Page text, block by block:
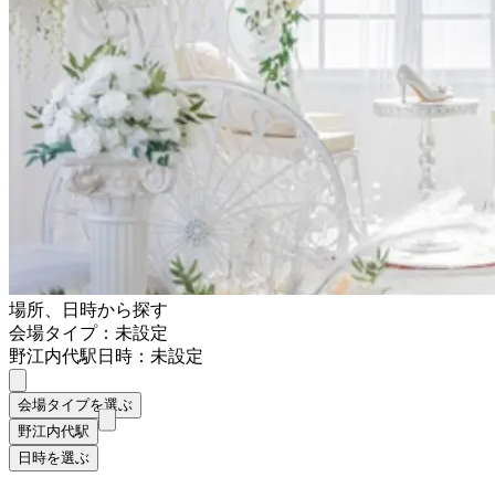
場所、日時から探す
会場タイプ：未設定
野江内代駅日時：未設定
会場タイプを選ぶ
野江内代駅
日時を選ぶ